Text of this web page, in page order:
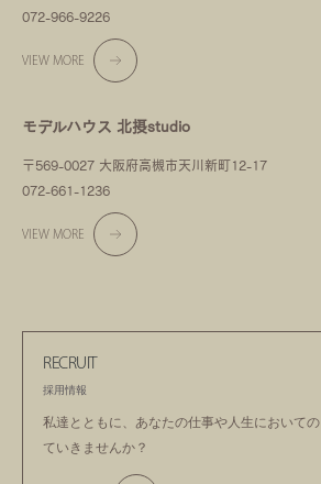
072-966-9226
VIEW MORE
モデルハウス 北摂studio
〒569-0027 大阪府高槻市天川新町12-17
072-661-1236
VIEW MORE
RECRUIT
採用情報
私達とともに、あなたの仕事や人生においての
ていきませんか？